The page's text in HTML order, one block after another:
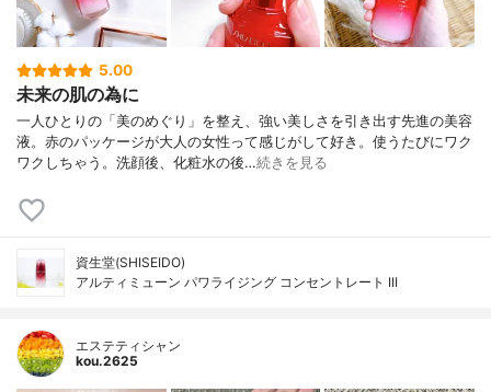
5.00
未来の肌の為に
一人ひとりの「美のめぐり」を整え、強い美しさを引き出す先進の美容
液。赤のパッケージが大人の女性って感じがして好き。使うたびにワク
ワクしちゃう。洗顔後、化粧水の後…続きを見る
資生堂(SHISEIDO)
アルティミューン パワライジング コンセントレート III
エステティシャン
kou.2625